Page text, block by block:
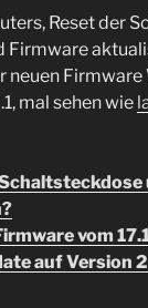
Reset der
Firmware
neuen
mal sehen wie
vom
auf Version